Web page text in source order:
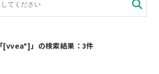
「[vvea*]」の検索結果：3件